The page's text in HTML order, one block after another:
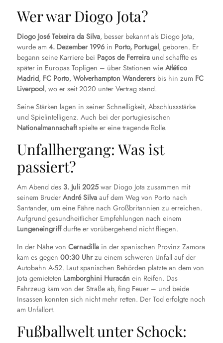
Wer war Diogo Jota?
Diogo José Teixeira da Silva, besser bekannt als Diogo Jota,
wurde am 4. Dezember 1996 in Porto, Portugal, geboren. Er
begann seine Karriere bei Paços de Ferreira und schaffte es
später in Europas Topligen – über Stationen wie Atlético
Madrid, FC Porto, Wolverhampton Wanderers bis hin zum FC
Liverpool, wo er seit 2020 unter Vertrag stand.
Seine Stärken lagen in seiner Schnelligkeit, Abschlussstärke
und Spielintelligenz. Auch bei der portugiesischen
Nationalmannschaftspielte er eine tragende Rolle.
Unfallhergang: Was ist
passiert?
Am Abend des 3. Juli 2025 war Diogo Jota zusammen mit
seinem Bruder André Silva auf dem Weg von Porto nach
Santander, um eine Fähre nach Großbritannien zu erreichen.
Aufgrund gesundheitlicher Empfehlungen nach einem
Lungeneingriffdurfte er vorübergehend nicht fliegen.
In der Nähe von Cernadilla in der spanischen Provinz Zamora
kam es gegen 00:30 Uhrzu einem schweren Unfall auf der
Autobahn A-52. Laut spanischen Behörden platzte an dem von
Jota gemieteten Lamborghini Huracán ein Reifen. Das
Fahrzeug kam von der Straße ab, fing Feuer – und beide
Insassen konnten sich nicht mehr retten. Der Tod erfolgte noch
am Unfallort.
Fußballwelt unter Schock: